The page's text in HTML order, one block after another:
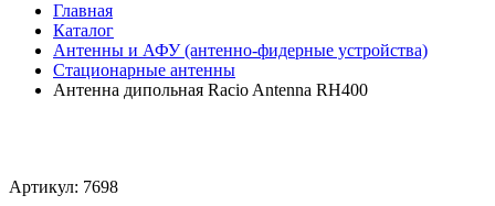
Главная
Каталог
Антенны и АФУ (антенно-фидерные устройства)
Стационарные антенны
Антенна дипольная Racio Antenna RH400
Артикул: 7698